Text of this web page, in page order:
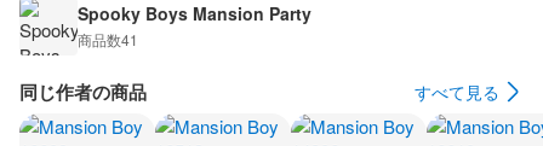
Spooky Boys Mansion Party
商品数41
同じ作者の商品 すべて見る